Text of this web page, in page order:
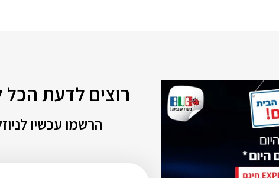
רוצים לדעת הכל
הרשמו עכשיו